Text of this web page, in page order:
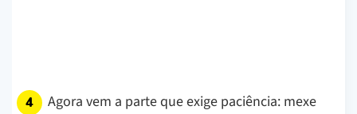
Agora vem a parte que exige paciência: mexe